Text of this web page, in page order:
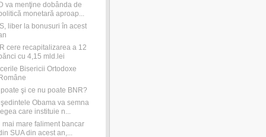
va menţine dobânda de
monetară aproap...
liber la bonusuri în acest
cere recapitalizarea a 12
cu 4,15 mld.lei
Bisericii Ortodoxe
şi ce nu poate BNR?
Obama va semna
care instituie n...
mai mare faliment bancar
SUA din acest an,...